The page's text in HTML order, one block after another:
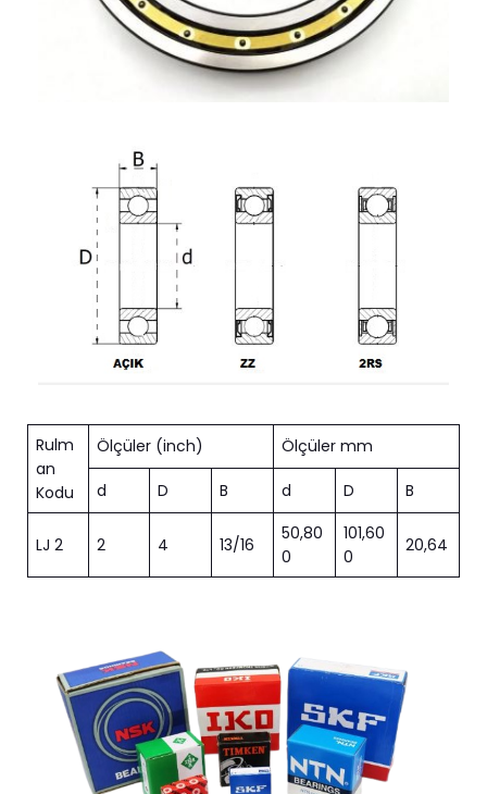
Rulm
an
Kodu
Ölçüler (inch) Ölçüler mm
d D B d D B
LJ 2 2 4 13/16
50,80
0
101,60
0
20,64